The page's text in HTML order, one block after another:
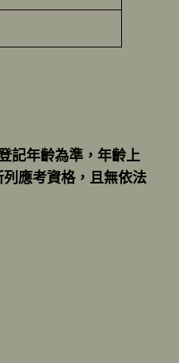
記年齡為準，年齡上
應考資格，且無依法